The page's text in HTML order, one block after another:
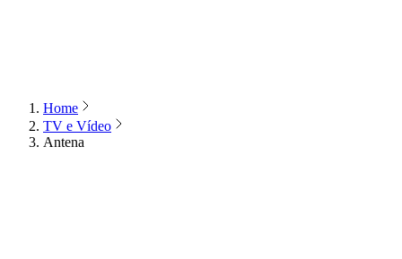
Home
TV e Vídeo
Antena